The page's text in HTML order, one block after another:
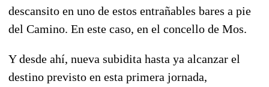
descansito en uno de estos entrañables bares a pie
del Camino. En este caso, en el concello de Mos.
Y desde ahí, nueva subidita hasta ya alcanzar el
destino previsto en esta primera jornada,